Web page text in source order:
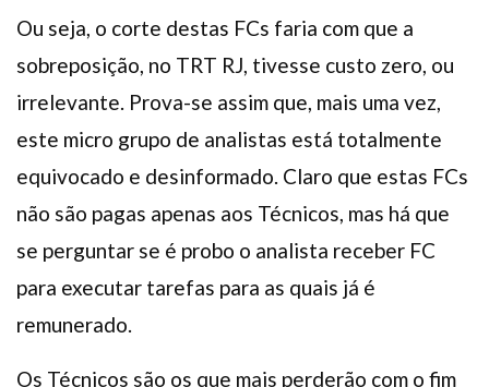
Ou seja, o corte destas FCs faria com que a
sobreposição, no TRT RJ, tivesse custo zero, ou
irrelevante. Prova-se assim que, mais uma vez,
este micro grupo de analistas está totalmente
equivocado e desinformado. Claro que estas FCs
não são pagas apenas aos Técnicos, mas há que
se perguntar se é probo o analista receber FC
para executar tarefas para as quais já é
remunerado.
Os Técnicos são os que mais perderão com o fim